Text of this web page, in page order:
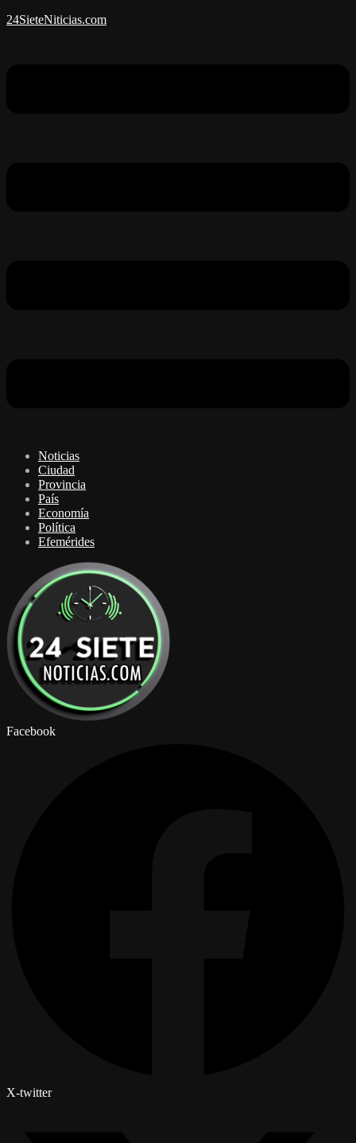
24SieteNiticias.com
Noticias
Ciudad
Provincia
País
Economía
Política
Efemérides
Facebook
X-twitter